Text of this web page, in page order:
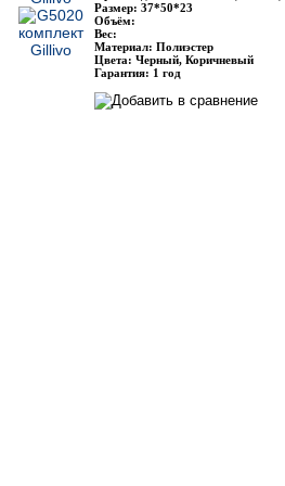
Размер: 37*50*23
Объём:
Вес:
Материал: Полиэстер
Цвета: Черный, Коричневый
Гарантия: 1 год